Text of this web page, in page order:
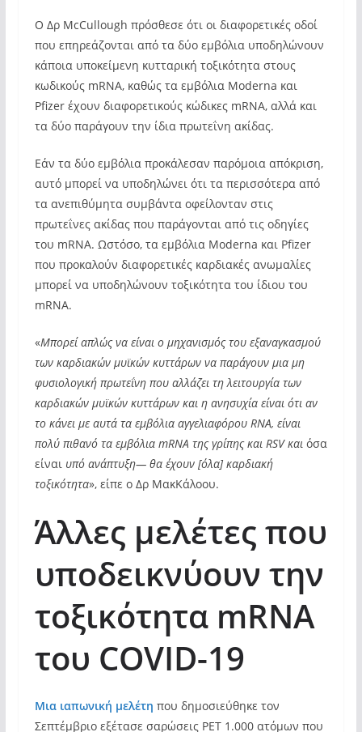
Ο Δρ McCullough πρόσθεσε ότι οι διαφορετικές οδοί
που επηρεάζονται από τα δύο εμβόλια υποδηλώνουν
κάποια υποκείμενη κυτταρική τοξικότητα στους
κωδικούς mRNA, καθώς τα εμβόλια Moderna και
Pfizer έχουν διαφορετικούς κώδικες mRNA, αλλά και
τα δύο παράγουν την ίδια πρωτεΐνη ακίδας.
Εάν τα δύο εμβόλια προκάλεσαν παρόμοια απόκριση,
αυτό μπορεί να υποδηλώνει ότι τα περισσότερα από
τα ανεπιθύμητα συμβάντα οφείλονταν στις
πρωτεΐνες ακίδας που παράγονται από τις οδηγίες
του mRNA. Ωστόσο, τα εμβόλια Moderna και Pfizer
που προκαλούν διαφορετικές καρδιακές ανωμαλίες
μπορεί να υποδηλώνουν τοξικότητα του ίδιου του
mRNA.
«Μπορεί απλώς να είναι ο μηχανισμός του εξαναγκασμού
των καρδιακών μυϊκών κυττάρων να παράγουν μια μη
φυσιολογική πρωτεΐνη που αλλάζει τη λειτουργία των
καρδιακών μυϊκών κυττάρων και η ανησυχία είναι ότι αν
το κάνει με αυτά τα εμβόλια αγγελιαφόρου RNA, είναι
πολύ πιθανό τα εμβόλια mRNA της γρίπης και RSV και όσα
είναιυπό ανάπτυξη— θα έχουν [όλα] καρδιακή
τοξικότητα», είπε ο Δρ ΜακΚάλοου.
Άλλες μελέτες που
υποδεικνύουν την
τοξικότητα mRNA
του COVID-19
Μια ιαπωνική μελέτη που δημοσιεύθηκε τον
Σεπτέμβριο εξέτασε σαρώσεις PET 1.000 ατόμων που